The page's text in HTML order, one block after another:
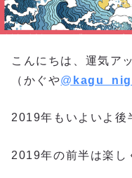
こんにちは、運気ア
（かぐや@
2019年もいよいよ後
2019年の前半は楽し